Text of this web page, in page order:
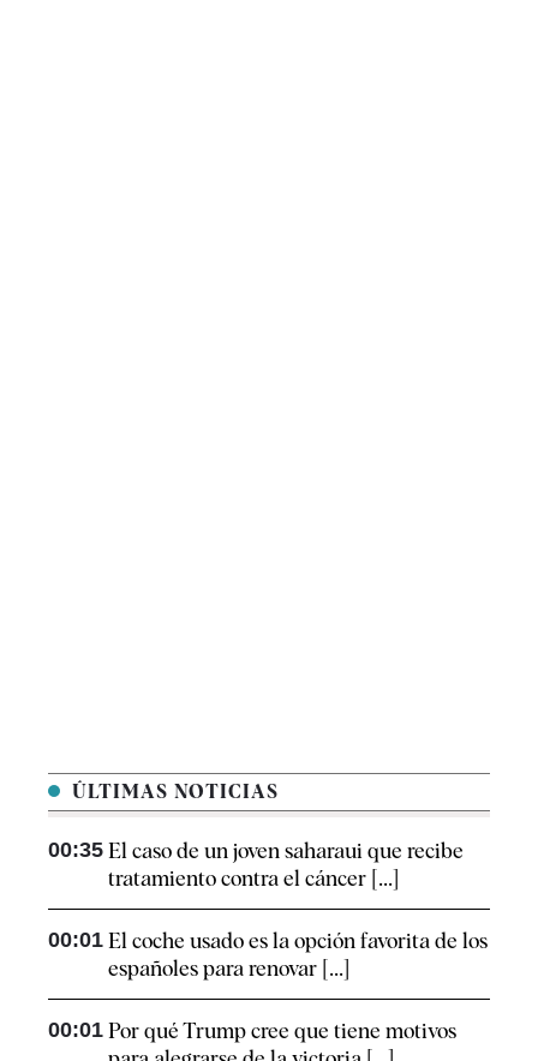
ÚLTIMAS NOTICIAS
00:35 El caso de un joven saharaui que recibe
tratamiento contra el cáncer [...]
00:01 El coche usado es la opción favorita de los
españoles para renovar [...]
00:01 Por qué Trump cree que tiene motivos